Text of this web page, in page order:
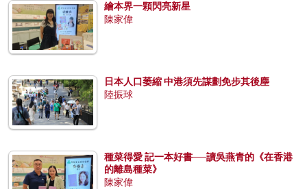
繪本界一顆閃亮新星
陳家偉
日本人口萎縮 中港須先謀劃免步其後塵
陸振球
種菜得愛 記一本好書──讀吳燕青的《在香港
的離島種菜》
陳家偉